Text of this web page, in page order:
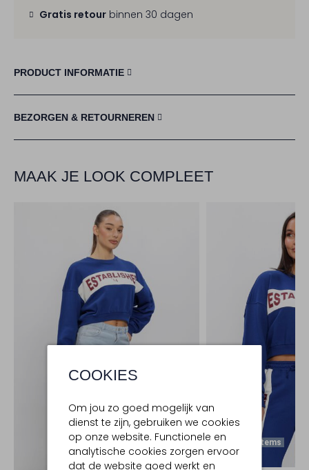
COOKIES
Om jou zo goed mogelijk van
dienst te zijn, gebruiken we cookies
op onze website. Functionele en
analytische cookies zorgen ervoor
dat de website goed werkt en
Gratis retour binnen 30 dagen
PRODUCT INFORMATIE
BEZORGEN & RETOURNEREN
MAAK JE LOOK COMPLEET
Laatste Items
-50%